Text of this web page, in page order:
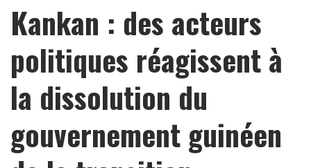
Kankan : des acteurs
politiques réagissent à
la dissolution du
gouvernement guinéen